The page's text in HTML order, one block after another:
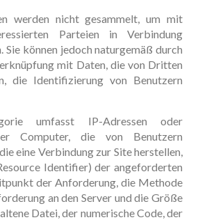
werden nicht gesammelt, um mit
Parteien in Verbindung
Sie können jedoch naturgemäß durch
mit Daten, die von Dritten
die Identifizierung von Benutzern
umfasst IP-Adressen oder
Computer, die von Benutzern
eine Verbindung zur Site herstellen,
Identifier) ​​der angeforderten
der Anforderung, die Methode
an den Server und die Größe
Datei, der numerische Code, der